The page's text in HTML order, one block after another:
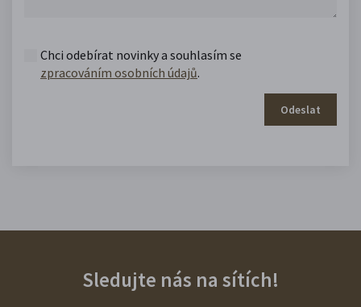
Chci odebírat novinky a souhlasím se
zpracováním osobních údajů.
Odeslat
Sledujte nás na sítích!